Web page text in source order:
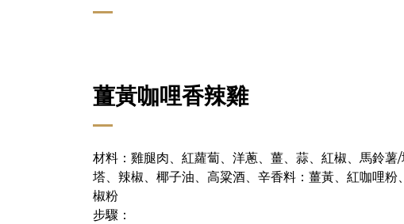
薑黃咖哩香辣雞
材料： 雞腿肉、 紅蘿蔔、洋蔥、薑、蒜、紅椒、馬鈴薯/
塔、辣椒、椰子油、高粱酒、 辛香料： 薑黃、紅咖哩粉
椒粉
步驟：